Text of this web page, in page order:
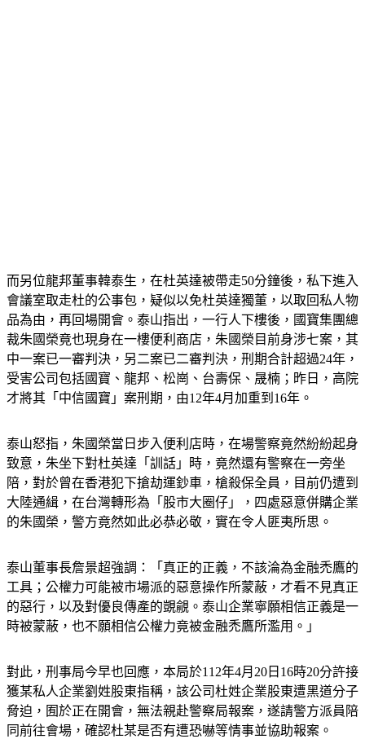
而另位龍邦董事韓泰生，在杜英達被帶走50分鐘後，私下進入
會議室取走杜的公事包，疑似以免杜英達獨董，以取回私人物
品為由，再回場開會。泰山指出，一行人下樓後，國寶集團總
裁朱國榮竟也現身在一樓便利商店，朱國榮目前身涉七案，其
中一案已一審判決，另二案已二審判決，刑期合計超過24年，
受害公司包括國寶、龍邦、松崗、台壽保、晟楠；昨日，高院
才將其「中信國寶」案刑期，由12年4月加重到16年。
泰山怒指，朱國榮當日步入便利店時，在場警察竟然紛紛起身
致意，朱坐下對杜英達「訓話」時，竟然還有警察在一旁坐
陪，對於曾在香港犯下搶劫運鈔車，槍殺保全員，目前仍遭到
大陸通緝，在台灣轉形為「股市大圈仔」，四處惡意併購企業
的朱國榮，警方竟然如此必恭必敬，實在令人匪夷所思。
泰山董事長詹景超強調：「真正的正義，不該淪為金融禿鷹的
工具；公權力可能被市場派的惡意操作所蒙蔽，才看不見真正
的惡行，以及對優良傳產的覬覦。泰山企業寧願相信正義是一
時被蒙蔽，也不願相信公權力竟被金融禿鷹所濫用。」
對此，刑事局今早也回應，本局於112年4月20日16時20分許接
獲某私人企業劉姓股東指稱，該公司杜姓企業股東遭黑道分子
脅迫，囿於正在開會，無法親赴警察局報案，遂請警方派員陪
同前往會場，確認杜某是否有遭恐嚇等情事並協助報案。